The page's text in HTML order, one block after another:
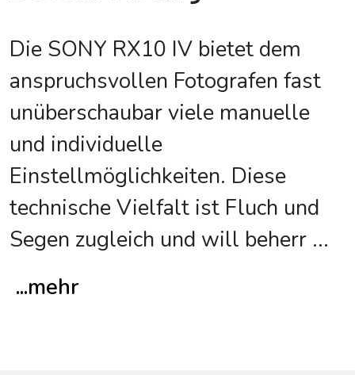
Die SONY RX10 IV bietet dem
anspruchsvollen Fotografen fast
unüberschaubar viele manuelle
und individuelle
Einstellmöglichkeiten. Diese
technische Vielfalt ist Fluch und
Segen zugleich und will beherr ...
...mehr